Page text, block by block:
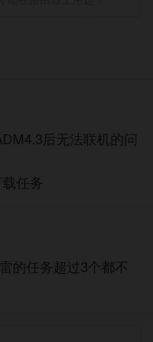
后无法联机的问
任务
的任务超过3个都不